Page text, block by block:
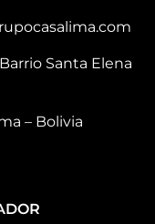
Santa Elena
– Bolivia